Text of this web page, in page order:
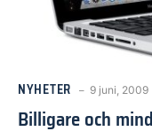
NYHETER 9 juni, 2009
Billigare och